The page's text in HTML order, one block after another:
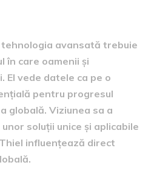
avansată trebuie
în care oamenii și
El vede datele ca pe o
pentru progresul
globală. Viziunea sa a
soluții unice și aplicabile
influențează direct